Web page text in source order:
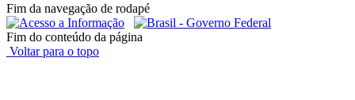
Fim da navegação de rodapé
Fim do conteúdo da página
Voltar para o topo